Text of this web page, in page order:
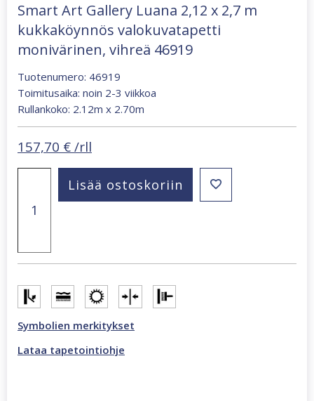
Smart Art Gallery Luana 2,12 x 2,7 m
kukkaköynnös valokuvatapetti
monivärinen, vihreä 46919
Tuotenumero: 46919
Toimitusaika: noin 2-3 viikkoa
Rullankoko: 2.12m x 2.70m
157,70 € /rll
Luana
kukkaköynnös
valokuvatapetti
vihreä
määrä
Lisää ostoskoriin
Symbolien merkitykset
Lataa tapetointiohje